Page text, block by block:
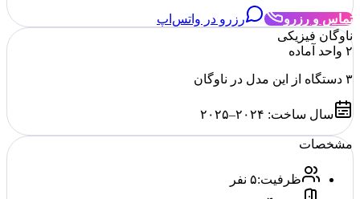
تماس و رزرو
رزرو در واتس‌اپ
ناوگان فیزیکی
۲ واحد آماده
۳ دستگاه از این مدل در ناوگان
سال ساخت: ۲۰۲۴–۲۰۲۵
مشخصات
ظرفیت:۵ نفر